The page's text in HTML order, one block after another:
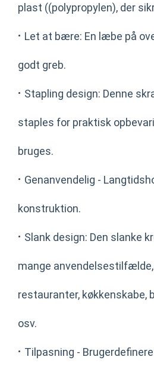
plast ((polypropylen), der
· Let at bære: En læbe på
godt greb.
· Stapling design: Denne
staples for praktisk
bruges.
· Genanvendelig -
konstruktion.
· Slank design: Den slanke
mange
restauranter, køkkenskabe,
osv.
· Tilpasning -